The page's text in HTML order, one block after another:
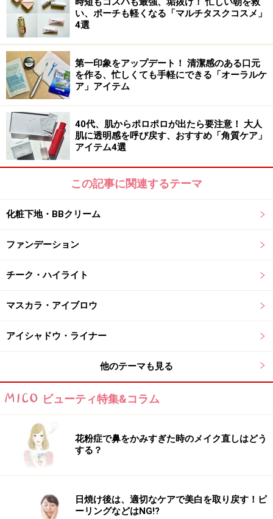
1品4役のオールインワンカラーシャンプー。Wコラーゲ
ン配合の泡が洗浄しながらもうるおいを与えてくれるの
で、トリートメントいらずで、つや髪に仕上がります。
独自のカラー浸透成分とカラー定着成分により、使うた
び徐々に染まってきれいな髪色をキープしてくれます。
なのに、爪や手に色が残りにくく安心です。
トリートメントなしでもパサつくことなく、髪にハリコ
シアップ。何より、これ1つで完了して、かつ白髪も目
立たなくしてくれるというのは本当に助かります。カラ
（画像はナチュラルブラック）。
DATA：コラージワン オールインカラーシャンプー
380ml（税込2200円）
3：利尻昆布の恩恵でつや髪に！ 人気の利
尻カラーシャンプー
利尻昆布の恵みたっぷり
利尻昆布が使われている、新聞広告でもおなじみの白髪
染めシャンプー。商品名にあるように、天然利尻昆布エ
キス配合で髪につやを与えてくれます。その他、うるお
い成分を27種類、ヒアルロン酸、デンプンポリマーなど
のヘアケア効果が高い保湿成分もたっぷり。加えて、抗
炎症成分としてグリチルリチン酸2K、ローマカミツレ花
い、ポーチも軽くなる「マルチタスクコスメ」
4選
第一印象をアップデート！ 清潔感のある口元
を作る、忙しくても手軽にできる「オーラルケ
ア」アイテム
40代、肌からポロポロが出たら要注意！ 大人
肌に透明感を呼び戻す、おすすめ「角質ケア」
アイテム4選
この記事に関連するテーマ
化粧下地・BBクリーム
ファンデーション
チーク・ハイライト
マスカラ・アイブロウ
アイシャドウ・ライナー
他のテーマも見る
ビューティ特集&コラム
花粉症で鼻をかみすぎた時のメイク直しはどう
する？
日焼け後は、適切なケアで美白を取り戻す！ピ
ーリングなどはNG!?